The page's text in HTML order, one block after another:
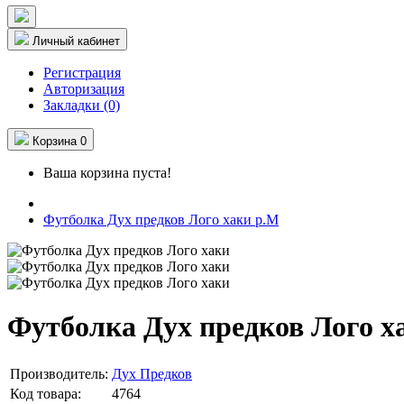
Личный кабинет
Регистрация
Авторизация
Закладки (0)
Корзина 0
Ваша корзина пуста!
Футболка Дух предков Лого хаки р.M
Футболка Дух предков Лого
Производитель: Дух Предков
Код товара:
4764